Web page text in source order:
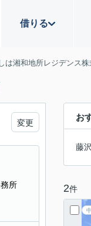
借りる
は湘和地所レジデンス株
お
藤
2件
変更
所